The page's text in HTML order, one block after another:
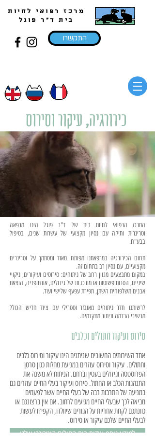
מרכז רפואי לחיות
בית ד"ר פוגל
התקשרו
כירורגיה, עיקור וסירוס
המרכז הרפואי לחיות בית של ד"ר פוגל הינו מרפאה
וטרינרית ותיקה עם נסיון מקצועי של עשרות שנים, בטיפול
בבע"ח.
תחום הכירורגיה במרפאתנו מפותח מאוד ומסתמך על וטרינרים
מקצועיים, עם נסיון רב בתחום זה.
במקום מתבצעים מגוון רחב של ניתוחים: סירוסים ועיקורים, ניקויי
שיניים, הסרות פשוטות או מורכבות של גידולים, אורתופדיה, הוצאת
אבנים משלפוחית השתן, תפירת עפעף שלישי ועוד.
לרשותנו חדר ניתוחים מאובזר וסטרילי עם ציוד חדיש הכולל
מכשירי הרדמה וניתור מתקדמים.
סירוס ועיקור חתולים וכלבים
אחד השירותים החשובים שניתנים הינו עיקור וסירוס כלבים
וחתולים. עיקור וסירוס עוזרים במניעת מחלות כגון סרטן
הפרוסטטה וגידולים בעטין וברחם. הניתוח לא משנה את
התנהגות הכלב או החתול. סירוס ועיקור בעלי החיים עוזרים גם
במניעה של התרבות רבה של בעלי החיים אשר לפעמים
מביאה לכך שבעלי החיים מגיעים לרחוב. אם אין ברצונכם או
כוונתכם לקחת אחריות על הגורים שיוולדו, הקפידו לעשות
לבעלי החיים שלכם עיקור או סירוס.